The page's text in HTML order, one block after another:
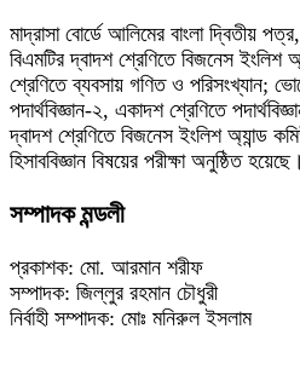
মাদ্রাসা বোর্ডে আলিমের বাংলা দ্বিতীয়
বিএমটির দ্বাদশ শ্রেণিতে বিজনেস ইংলিশ
শ্রেণিতে ব্যবসায় গণিত ও পরিসংখ্যান;
পদার্থবিজ্ঞান-২, একাদশ শ্রেণিতে
দ্বাদশ শ্রেণিতে বিজনেস ইংলিশ অ্যান্ড
হিসাববিজ্ঞান বিষয়ের পরীক্ষা অনুষ্ঠিত
সম্পাদক মন্ডলী
প্রকাশক: মো. আরমান শরীফ
সম্পাদক: জিল্লুর রহমান চৌধুরী
নির্বাহী সম্পাদক: মোঃ মনিরুল ইসলাম